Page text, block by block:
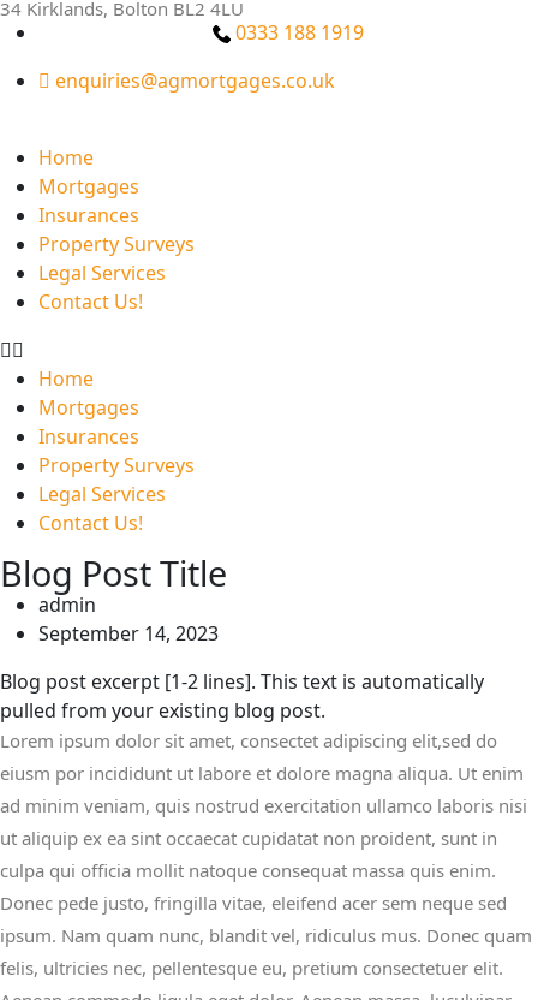
34 Kirklands, Bolton BL2 4LU
0333 188 1919
enquiries@agmortgages.co.uk
Home
Mortgages
Insurances
Property Surveys
Legal Services
Contact Us!
Home
Mortgages
Insurances
Property Surveys
Legal Services
Contact Us!
Blog Post Title
admin
September 14, 2023
Blog post excerpt [1-2 lines]. This text is automatically
pulled from your existing blog post.
Lorem ipsum dolor sit amet, consectet adipiscing elit,sed do
eiusm por incididunt ut labore et dolore magna aliqua. Ut enim
ad minim veniam, quis nostrud exercitation ullamco laboris nisi
ut aliquip ex ea sint occaecat cupidatat non proident, sunt in
culpa qui officia mollit natoque consequat massa quis enim.
Donec pede justo, fringilla vitae, eleifend acer sem neque sed
ipsum. Nam quam nunc, blandit vel, ridiculus mus. Donec quam
felis, ultricies nec, pellentesque eu, pretium consectetuer elit.